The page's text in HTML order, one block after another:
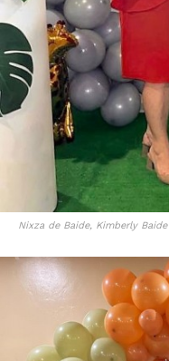
Nixza de Baide, Kimberly Baide